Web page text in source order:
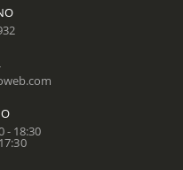
- 18:30